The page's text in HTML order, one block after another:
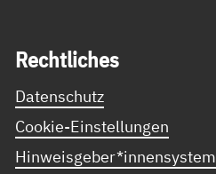
Recht­li­ches
Datenschutz
Cookie-Einstellungen
Hinweisgeber*innensystem